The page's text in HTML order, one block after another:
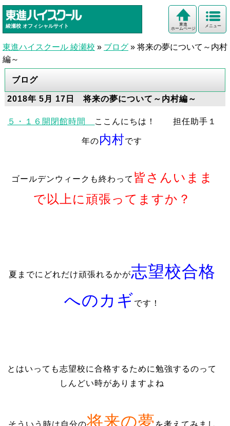
綾瀬校 オフィシャルサイト メニュー
東進
ホームページ
東進ハイスクール 綾瀬校 » ブログ » 将来の夢について～内村
編～
ブログ
2018年 5月 17日 将来の夢について～内村編～
５・１６開閉館時間 ここんにちは！ 担任助手１
年の内村です
ゴールデンウィークも終わって 皆さんいまま
で以上に頑張ってますか？
夏までにどれだけ頑張れるかが志望校合格
へのカギです！
とはいっても志望校に合格するために勉強するのって
しんどい時がありますよね
そういう時は自分の将来の夢 を考えてみまし